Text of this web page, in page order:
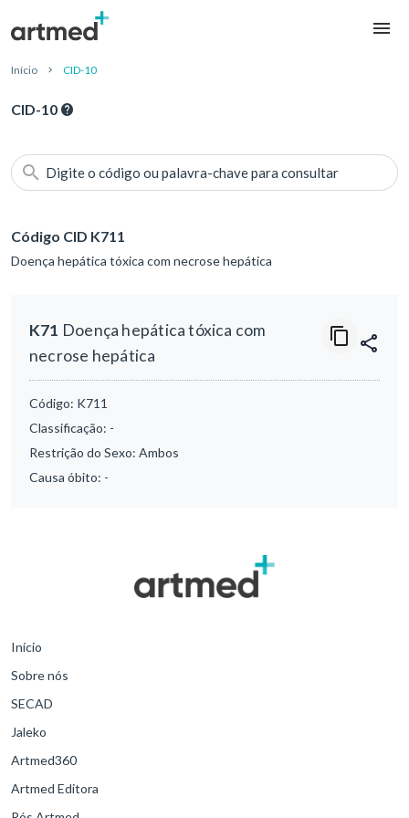
Início CID-10
CID-10
Digite o código ou palavra-chave para consultar
Código CID K711
Doença hepática tóxica com necrose hepática
K71 Doença hepática tóxica com
necrose hepática
Código: K711
Classificação: -
Restrição do Sexo: Ambos
Causa óbito: -
Início
Sobre nós
SECAD
Jaleko
Artmed360
Artmed Editora